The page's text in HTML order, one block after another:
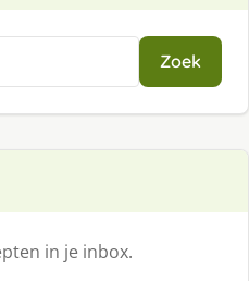
Zoek
in je inbox.